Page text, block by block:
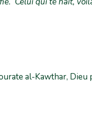
al-Kawthar, Dieu